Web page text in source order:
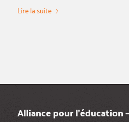
Lire la suite
Alliance pour l’éducation